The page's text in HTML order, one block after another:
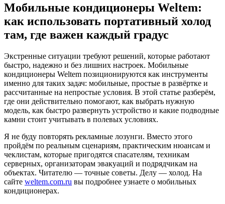
Мобильные кондиционеры Weltem:
как использовать портативный холод
там, где важен каждый градус
Экстренные ситуации требуют решений, которые работают
быстро, надежно и без лишних настроек. Мобильные
кондиционеры Weltem позиционируются как инструменты
именно для таких задач: мобильные, простые в развёртке и
рассчитанные на непростые условия. В этой статье разберём,
где они действительно помогают, как выбрать нужную
модель, как быстро развернуть устройство и какие подводные
камни стоит учитывать в полевых условиях.
Я не буду повторять рекламные лозунги. Вместо этого
пройдём по реальным сценариям, практическим нюансам и
чеклистам, которые пригодятся спасателям, техникам
серверных, организаторам эвакуаций и подрядчикам на
объектах. Читателю — точные советы. Делу — холод. На
сайте weltem.com.ru вы подробнее узнаете о мобильных
кондиционерах.